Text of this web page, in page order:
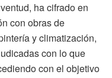
ha cifrado en
con obras de
y climatización,
con lo que
con el objetivo